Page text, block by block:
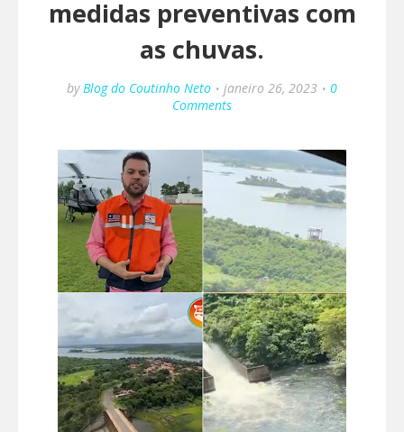
medidas preventivas com
as chuvas.
by Blog do Coutinho Neto janeiro 26, 2023
0
Comments